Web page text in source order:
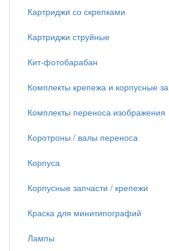
Картриджи со скрепками
Картриджи струйные
Кит-фотобарабан
Комплекты крепежа и корпусные за
Комплекты переноса изображения
Коротроны / валы переноса
Корпуса
Корпусные запчасти / крепежи
Краска для минитипографий
Лампы